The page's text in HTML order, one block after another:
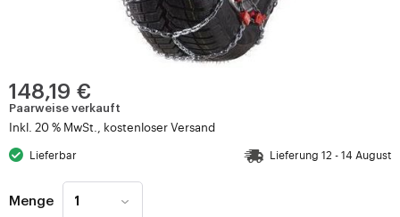
148,19 €
Paarweise verkauft
Inkl. 20 % MwSt., kostenloser Versand
Lieferbar Lieferung 12 - 14 August
Menge